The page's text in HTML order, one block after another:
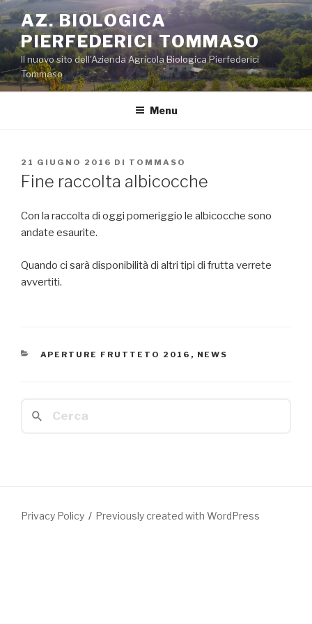
Salta
al
contenuto
AZ. BIOLOGICA
PIERFEDERICI TOMMASO
Il nuovo sito dell'Azienda Agricola Biologica Pierfederici
Tommaso
Menu
PUBBLICATO
IL
21 GIUGNO 2016 DI TOMMASO
Fine raccolta albicocche
Con la raccolta di oggi pomeriggio le albicocche sono
andate esaurite.
Quando ci sarà disponibilità di altri tipi di frutta verrete
avvertiti.
CATEGORIE
APERTURE FRUTTETO 2016 , NEWS
Privacy Policy Previously created with WordPress